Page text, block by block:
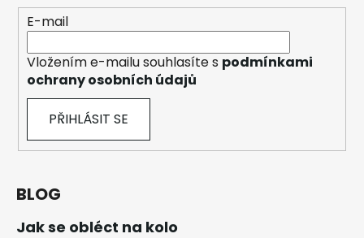
E-mail
Vložením e-mailu souhlasíte s podmínkami
ochrany osobních údajů
PŘIHLÁSIT SE
BLOG
Jak se obléct na kolo